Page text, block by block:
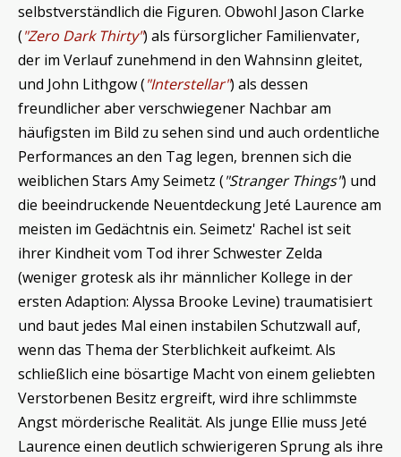
selbstverständlich die Figuren. Obwohl Jason Clarke
("Zero Dark Thirty") als fürsorglicher Familienvater,
der im Verlauf zunehmend in den Wahnsinn gleitet,
und John Lithgow ("Interstellar") als dessen
freundlicher aber verschwiegener Nachbar am
häufigsten im Bild zu sehen sind und auch ordentliche
Performances an den Tag legen, brennen sich die
weiblichen Stars Amy Seimetz ("Stranger Things") und
die beeindruckende Neuentdeckung Jeté Laurence am
meisten im Gedächtnis ein. Seimetz' Rachel ist seit
ihrer Kindheit vom Tod ihrer Schwester Zelda
(weniger grotesk als ihr männlicher Kollege in der
ersten Adaption: Alyssa Brooke Levine) traumatisiert
und baut jedes Mal einen instabilen Schutzwall auf,
wenn das Thema der Sterblichkeit aufkeimt. Als
schließlich eine bösartige Macht von einem geliebten
Verstorbenen Besitz ergreift, wird ihre schlimmste
Angst mörderische Realität. Als junge Ellie muss Jeté
Laurence einen deutlich schwierigeren Sprung als ihre